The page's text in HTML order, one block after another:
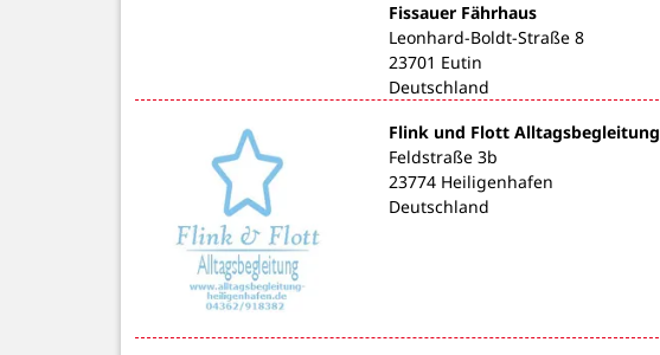
Fissauer Fährhaus
Leonhard-Boldt-Straße 8
23701 Eutin
Deutschland
Flink und Flott Alltagsbegleitung
Feldstraße 3b
23774 Heiligenhafen
Deutschland